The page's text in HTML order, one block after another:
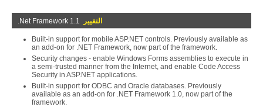
.Net Framework 1.1 التغيير
Built-in support for mobile ASP.NET controls. Previously available as
an add-on for .NET Framework, now part of the framework.
Security changes - enable Windows Forms assemblies to execute in
a semi-trusted manner from the Internet, and enable Code Access
Security in ASP.NET applications.
Built-in support for ODBC and Oracle databases. Previously
available as an add-on for .NET Framework 1.0, now part of the
framework.